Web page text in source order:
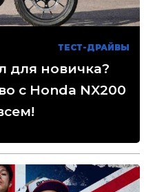
ТЕСТ-ДРАЙВЫ
для новичка?
с Honda NX200